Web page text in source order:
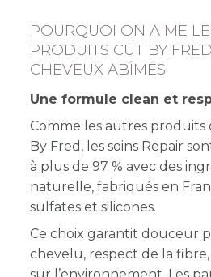
POURQUOI ON AIME
PRODUITS CUT BY
CHEVEUX ABÎMÉS
Une formule clean et
Comme les autres produits
By Fred, les soins Repair
à plus de 97 % avec des
naturelle, fabriqués en
sulfates et silicones.
Ce choix garantit douceur
chevelu, respect de la